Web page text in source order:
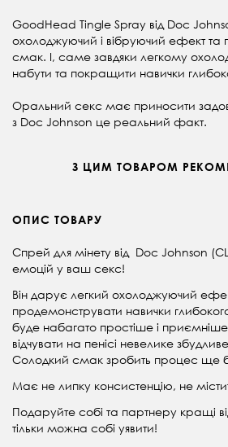
GoodHead Tingle Spray від Doc
охолоджуючий і вібруючий ефект
смак. І, саме завдяки легкому
набути та покращити навички
Оральний секс має приносити
з Doc Johnson це реальний факт.
З ЦИМ ТОВАРОМ
ОПИС ТОВАРУ
Спрей для мінету від Doc Johnson
емоцій у ваш секс!
Він дарує легкий охолоджуючий
продемонструвати навички
буде набагато простіше і
відчувати на пенісі невелике
Солодкий смак зробить процес ще
Має не липку консистенцію, не
Подаруйте собі та партнеру кращі
тільки можна собі уявити!